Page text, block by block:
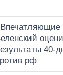
40-
рф